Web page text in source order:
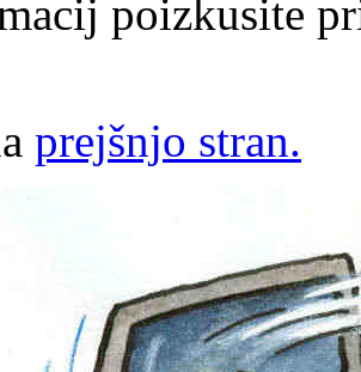
poizkusite
prejšnjo stran.